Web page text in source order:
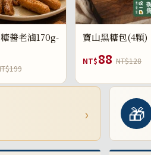
糖醬老滷170g-
寶山黑糖包(4顆)
NT$88 NT$128
› 🎁